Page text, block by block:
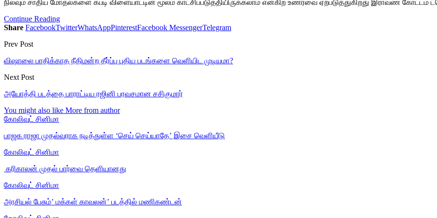
நிலவும் சாதிய மோதல்களை கபடி விளையாட்டின் மூலம் காட்சிப்படுத்தியிருக்கலாம் என்கிற உணர்வை ஏற்படுத்துகிறது இராவண கோட்டம்
Continue Reading
Share FacebookTwitterWhatsAppPinterestFacebook MessengerTelegram
Prev Post
விஷாலை பாதிக்காத நீதிமன்ற தீர்ப்பு புதிய படங்களை வெளியிட முடியுமா?
Next Post
அயோத்தி படத்தை பாராட்டிய ரஜினி பரவசமான சசிகுமார்
You might also like More from author
கோலிவுட் சினிமா
பாஜக ராஜா முதல்வராக நடித்துள்ள ‘செய் செய்யாதே’ இசை வெளியீடு
கோலிவுட் சினிமா
‎ கரிகாலன் முதல் பார்வை தெளியானது
கோலிவுட் சினிமா
அரசியல் பேசும்’ மக்கள் காவலன்’ படத்தில் மணிகண்டன்